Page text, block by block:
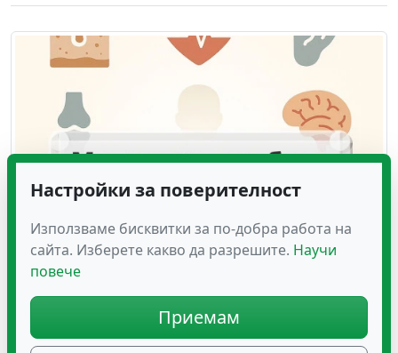
Мускулна слабост
Настройки за поверителност
Използваме бисквитки за по-добра работа на
сайта. Изберете какво да разрешите. Научи
повече
Приемам